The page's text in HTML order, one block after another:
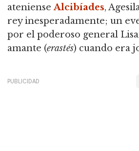
atenienseAlcibíades,
rey inesperadamente; un
por el poderoso general
amante (erastés) cuando era
PUBLICIDAD